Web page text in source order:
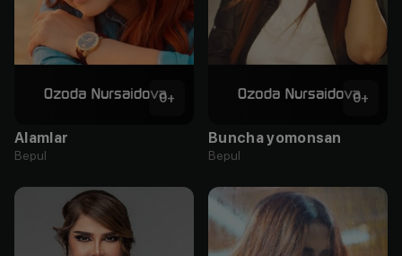
0+
Alamlar
Bepul
0+
Buncha yomonsan
Bepul